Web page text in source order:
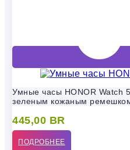
Умные часы HONOR Watch
зеленым кожаным
445,00 BR
ПОДРОБНЕЕ